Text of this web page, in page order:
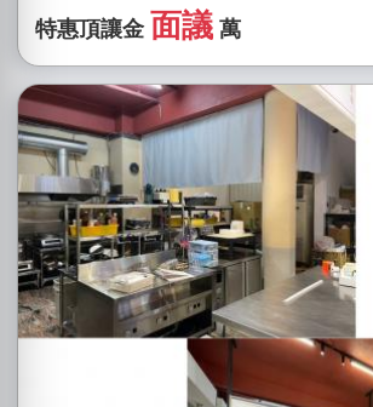
特惠頂讓金 面議 萬